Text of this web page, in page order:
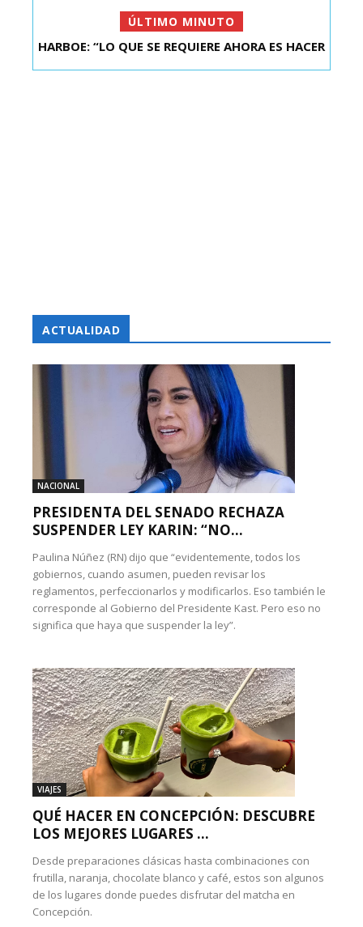
ÚLTIMO MINUTO
BIMINISTRO MAS POR IPC: “LA ECONOMÍA SE
ACTUALIDAD
NACIONAL
PRESIDENTA DEL SENADO RECHAZA
SUSPENDER LEY KARIN: “NO...
Paulina Núñez (RN) dijo que “evidentemente, todos los
gobiernos, cuando asumen, pueden revisar los
reglamentos, perfeccionarlos y modificarlos. Eso también le
corresponde al Gobierno del Presidente Kast. Pero eso no
significa que haya que suspender la ley”.
VIAJES
QUÉ HACER EN CONCEPCIÓN: DESCUBRE
LOS MEJORES LUGARES ...
Desde preparaciones clásicas hasta combinaciones con
frutilla, naranja, chocolate blanco y café, estos son algunos
de los lugares donde puedes disfrutar del matcha en
Concepción.